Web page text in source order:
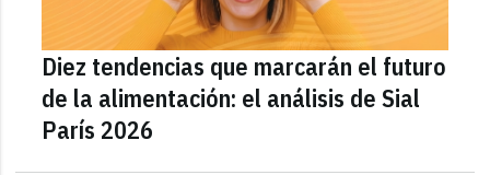
Diez tendencias que marcarán el futuro
de la alimentación: el análisis de Sial
París 2026